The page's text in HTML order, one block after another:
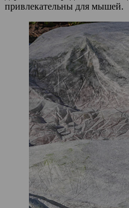
привлекательны для мышей.